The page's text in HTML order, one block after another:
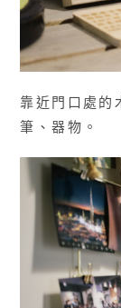
靠近門口處的
筆、器物。